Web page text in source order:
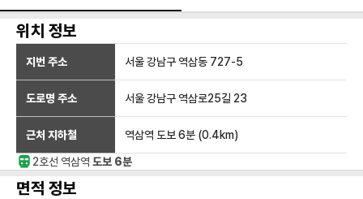
위치 정보
지번 주소 서울 강남구 역삼동 727-5
도로명 주소 서울 강남구 역삼로25길 23
근처 지하철 역삼역 도보 6분 (0.4km)
2호선 역삼역 도보 6분
면적 정보